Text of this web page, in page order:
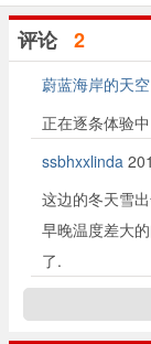
评论 2
蔚蓝海岸的天空
正在逐条体验中
ssbhxxlinda
这边的冬天雪
早晚温度差大
了.